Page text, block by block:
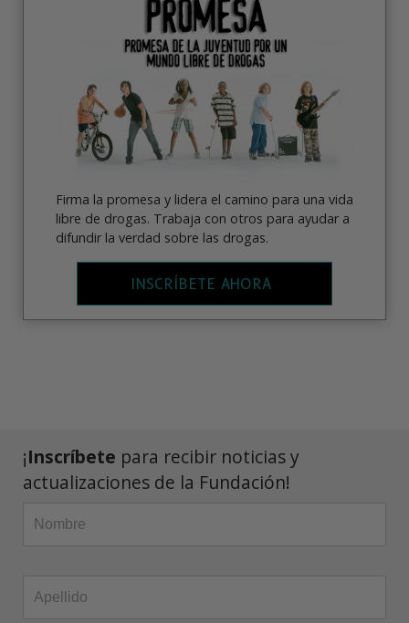
Firma la promesa y lidera el camino para una vida
libre de drogas. Trabaja con otros para ayudar a
difundir la verdad sobre las drogas.
INSCRÍBETE AHORA
¡Inscríbete para recibir noticias y
actualizaciones de la Fundación!